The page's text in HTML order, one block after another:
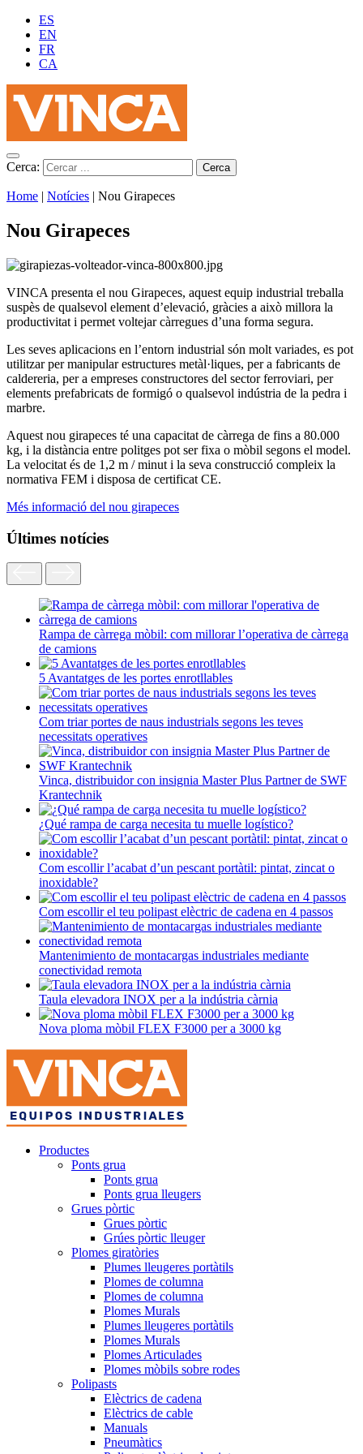
ES
EN
FR
CA
Cerca:
Home | Notícies | Nou Girapeces
Nou Girapeces
VINCA presenta el nou Girapeces, aquest equip industrial treballa
suspès de qualsevol element d’elevació, gràcies a això millora la
productivitat i permet voltejar càrregues d’una forma segura.
Les seves aplicacions en l’entorn industrial són molt variades, es pot
utilitzar per manipular estructures metàl·liques, per a fabricants de
caldereria, per a empreses constructores del sector ferroviari, per
elements prefabricats de formigó o qualsevol indústria de la pedra i
marbre.
Aquest nou girapeces té una capacitat de càrrega de fins a 80.000
kg, i la distància entre politges pot ser fixa o mòbil segons el model.
La velocitat és de 1,2 m / minut i la seva construcció compleix la
normativa FEM i disposa de certificat CE.
Més informació del nou girapeces
Últimes notícies
Rampa de càrrega mòbil: com millorar l’operativa de càrrega
de camions
5 Avantatges de les portes enrotllables
Com triar portes de naus industrials segons les teves
necessitats operatives
Vinca, distribuidor con insignia Master Plus Partner de SWF
Krantechnik
¿Qué rampa de carga necesita tu muelle logístico?
Com escollir l’acabat d’un pescant portàtil: pintat, zincat o
inoxidable?
Com escollir el teu polipast elèctric de cadena en 4 passos
Mantenimiento de montacargas industriales mediante
conectividad remota
Taula elevadora INOX per a la indústria càrnia
Nova ploma mòbil FLEX F3000 per a 3000 kg
Productes
Ponts grua
Ponts grua
Ponts grua lleugers
Grues pòrtic
Grues pòrtic
Grúes pòrtic lleuger
Plomes giratòries
Plumes lleugeres portàtils
Plomes de columna
Plomes de columna
Plomes Murals
Plumes lleugeres portàtils
Plomes Murals
Plomes Articulades
Plomes mòbils sobre rodes
Polipasts
Elèctrics de cadena
Elèctrics de cable
Manuals
Pneumàtics